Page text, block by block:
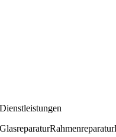
Dienstleistungen
GlasreparaturRahmenreparatur